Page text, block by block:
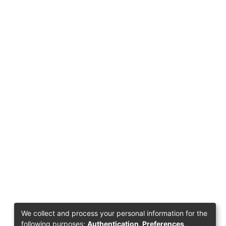
We collect and process your personal information for the
following purposes: Authentication, Preferences,